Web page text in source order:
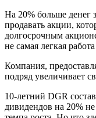
На 20% больше денег
продавать акции,
долгосрочным
не самая легкая
Компания,
подряд увеличивает
10-летний DGR
дивидендов на 20% не